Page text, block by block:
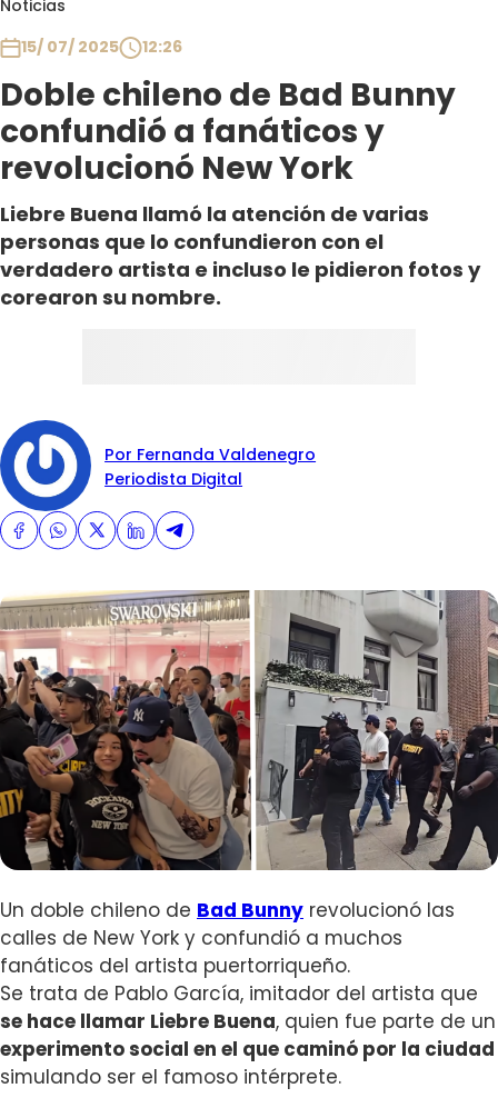
Noticias
15/ 07/ 2025
12:26
Doble chileno de Bad Bunny
confundió a fanáticos y
revolucionó New York
Liebre Buena llamó la atención de varias
personas que lo confundieron con el
verdadero artista e incluso le pidieron fotos y
corearon su nombre.
Por Fernanda Valdenegro
Periodista Digital
Un doble chileno de Bad Bunny revolucionó las
calles de New York y confundió a muchos
fanáticos del artista puertorriqueño.
Se trata de Pablo García, imitador del artista que
se hace llamar Liebre Buena, quien fue parte de un
experimento social en el que caminó por la ciudad
simulando ser el famoso intérprete.
Club De La Comedia
Contigo en Directo
Plan Perfecto
El Tiempo
Sabingo
Todos Los Programas